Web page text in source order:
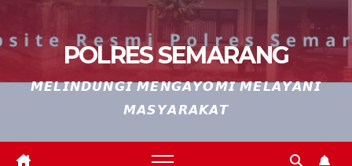
POLRES SEMARANG
𝙈𝙀𝙇𝙄𝙉𝘿𝙐𝙉𝙂𝙄 𝙈𝙀𝙉𝙂𝘼𝙔𝙊𝙈𝙄 𝙈𝙀𝙇𝘼𝙔𝘼𝙉𝙄
𝙈𝘼𝙎𝙔𝘼𝙍𝘼𝙆𝘼𝙏